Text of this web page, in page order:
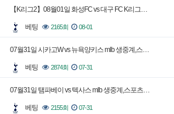
【K리그2】08월01일 화성FC vs 대구 FC K리그…
베팅 2165회 08-01
07월31일 시카고W vs 뉴욕양키스 mlb 생중계,스…
베팅 2874회 07-31
07월31일 탬파베이 vs 텍사스 mlb 생중계,스포츠…
베팅 2155회 07-31